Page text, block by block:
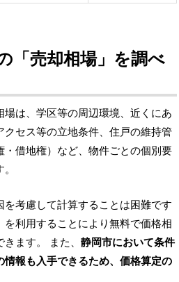
「売却相場」を調べ
は、学区等の周辺環境、近くにあ
セス等の立地条件、住戸の維持管
借地権）など、物件ごとの個別要
考慮して計算することは困難です
を利用することにより無料で価格相
ます。 また、 静岡市において条件
報も入手できるため、価格算定の